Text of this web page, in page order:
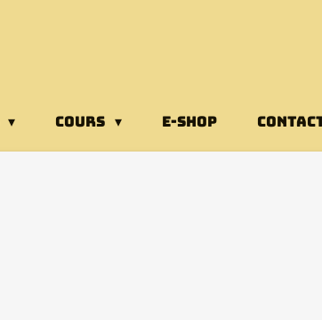
COURS E-SHOP